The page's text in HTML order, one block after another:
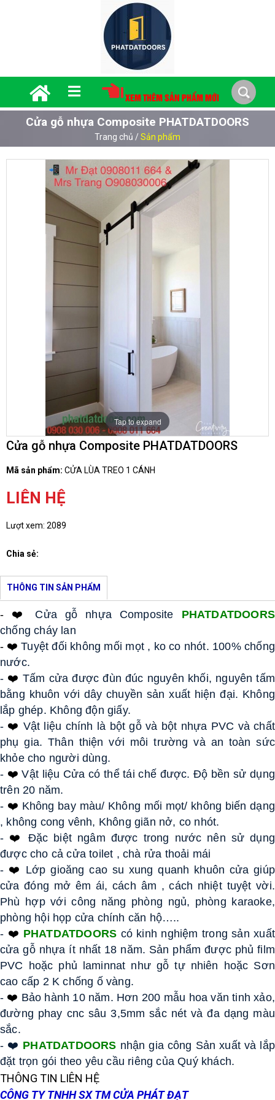
XEM THÊM SẢN PHẨM MỚI
Cửa gỗ nhựa Composite PHATDATDOORS
Trang chủ / Sản phẩm
Tap to expand
Cửa gỗ nhựa Composite PHATDATDOORS
Mã sản phẩm: CỬA LÙA TREO 1 CÁNH
LIÊN HỆ
Lượt xem: 2089
Chia sẻ:
THÔNG TIN SẢN PHẨM
- ❤️ Cửa gỗ nhựa Composite PHATDATDOORS
chống cháy lan
- ❤️ Tuyệt đối không mối mọt , ko co nhót. 100% chống
nước.
- ❤️Tấm cửa được đùn đúc nguyên khối, nguyên tấm
bằng khuôn với dây chuyền sản xuất hiện đại. Không
lắp ghép. Không độn giấy.
- ❤️ Vật liệu chính là bột gỗ và bột nhựa PVC và chất
phụ gia. Thân thiện với môi trường và an toàn sức
khỏe cho người dùng.
- ❤️Vật liệu Cửa có thể tái chế được. Độ bền sử dụng
trên 20 năm.
- ❤️ Không bay màu/ Không mối mọt/ không biến dạng
, không cong vênh, Không giãn nở, co nhót.
- ❤️ Đặc biệt ngâm được trong nước nên sử dụng
được cho cả cửa toilet , chà rửa thoải mái
- ❤️ Lớp gioăng cao su xung quanh khuôn cửa giúp
cửa đóng mở êm ái, cách âm , cách nhiệt tuyệt vời.
Phù hợp với công năng phòng ngủ, phòng karaoke,
phòng hội họp cửa chính căn hộ…..
- ❤️ PHATDATDOORS có kinh nghiệm trong sản xuất
cửa gỗ nhựa ít nhất 18 năm. Sản phẩm được phủ film
PVC hoặc phủ laminnat như gỗ tự nhiên hoặc Sơn
cao cấp 2 K chống ố vàng.
- ❤️ Bảo hành 10 năm. Hơn 200 mẫu hoa văn tinh xảo,
đường phay cnc sâu 3,5mm sắc nét và đa dạng màu
sắc.
- ❤️ PHATDATDOORS nhận gia công Sản xuất và lắp
đặt trọn gói theo yêu cầu riêng của Quý khách.
THÔNG TIN LIÊN HỆ
CÔNG TY TNHH SX TM CỬA PHÁT ĐẠT